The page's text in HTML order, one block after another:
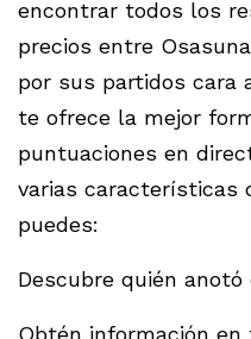
encontrar todos los
precios entre
por sus partidos cara
te ofrece la mejor
puntuaciones en
varias características
puedes:
Descubre quién
Obtén información